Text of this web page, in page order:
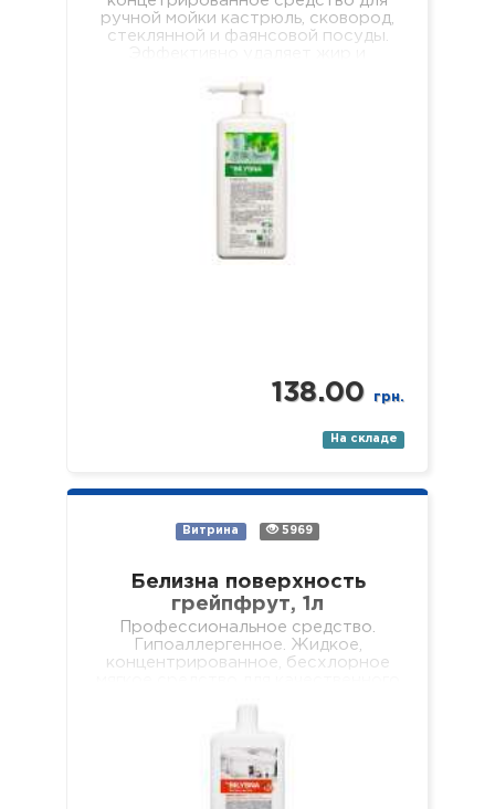
ручной мойки кастрюль, сковород,
стеклянной и фаянсовой посуды.
пенится и легко смывается, не
138.00 грн.
На складе
Витрина 5969
Белизна поверхность
грейпфрут, 1л
Профессиональное средство.
Гипоаллергенное. Жидкое,
концентрированное, бесхлорное
столиков и т.д.). Не оставляет
разводов…